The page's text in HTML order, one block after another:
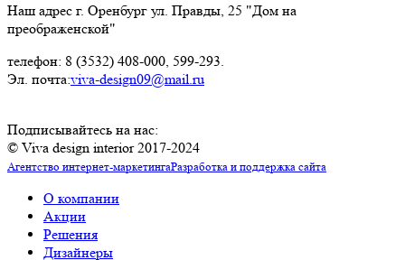
Наш адрес г. Оренбург ул. Правды, 25 "Дом на
преображенской"
телефон: 8 (3532) 408-000, 599-293.
Эл. почта:viva-design09@mail.ru
Подписывайтесь на нас:
© Viva design interior 2017-2024
Агентство интернет-маркетингаРазработка и поддержка сайта
О компании
Акции
Решения
Дизайнеры